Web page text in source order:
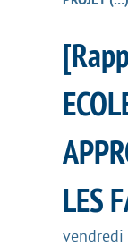
LES
vendredi